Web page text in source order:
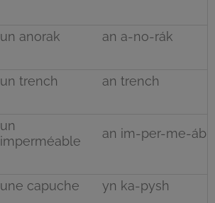
un anorak an a-no-rák
un trench an trench
un
imperméable
an im-per-me-áb
une capuche yn ka-pysh